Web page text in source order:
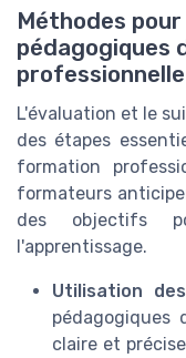
Méthodes
pédagogiques
professionnelle
L'évaluation et le
des étapes
formation
formateurs
des objectifs
l'apprentissage.
Utilisation
pédagogiques
claire et